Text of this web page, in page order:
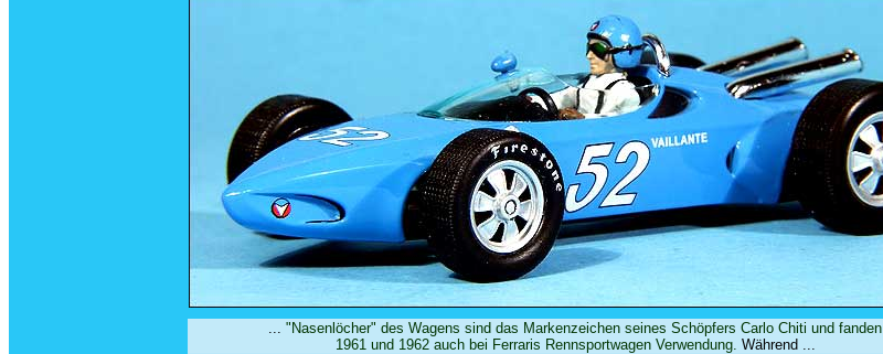
... "Nasenlöcher" des Wagens sind das Markenzeichen seines Schöpfers Carlo Chiti und fanden
1961 und 1962 auch bei Ferraris Rennsportwagen Verwendung. Während ...